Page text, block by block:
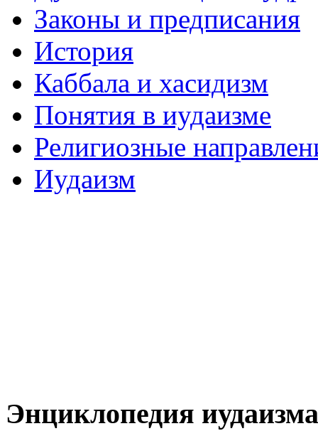
Законы и предписания
История
Каббала и хасидизм
Понятия в иудаизме
Религиозные
Иудаизм
Энциклопедия иудаизма